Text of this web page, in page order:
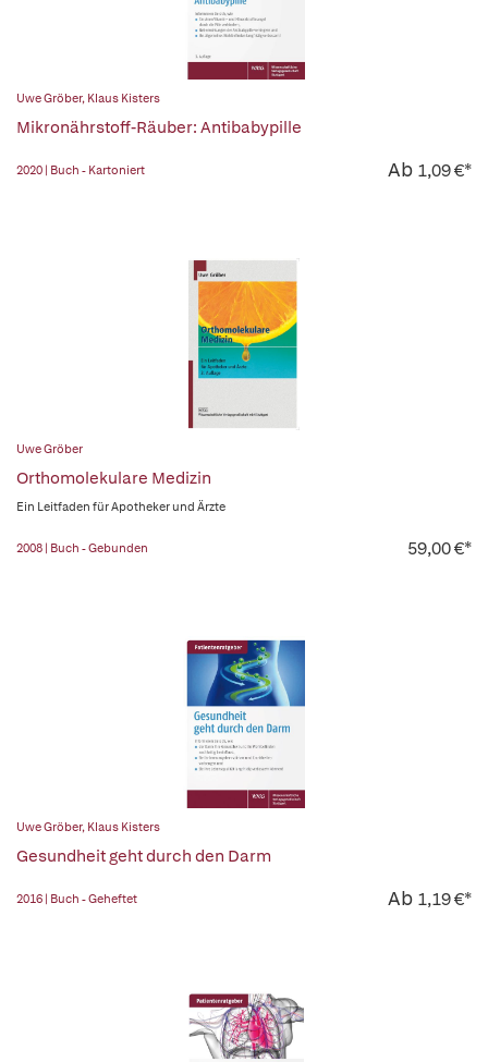
Uwe Gröber, Klaus Kisters
Mikronährstoff-Räuber: Antibabypille
2020 | Buch - Kartoniert Ab 1,09 €*
Uwe Gröber
Orthomolekulare Medizin
Ein Leitfaden für Apotheker und Ärzte
2008 | Buch - Gebunden 59,00 €*
Uwe Gröber, Klaus Kisters
Gesundheit geht durch den Darm
2016 | Buch - Geheftet Ab 1,19 €*